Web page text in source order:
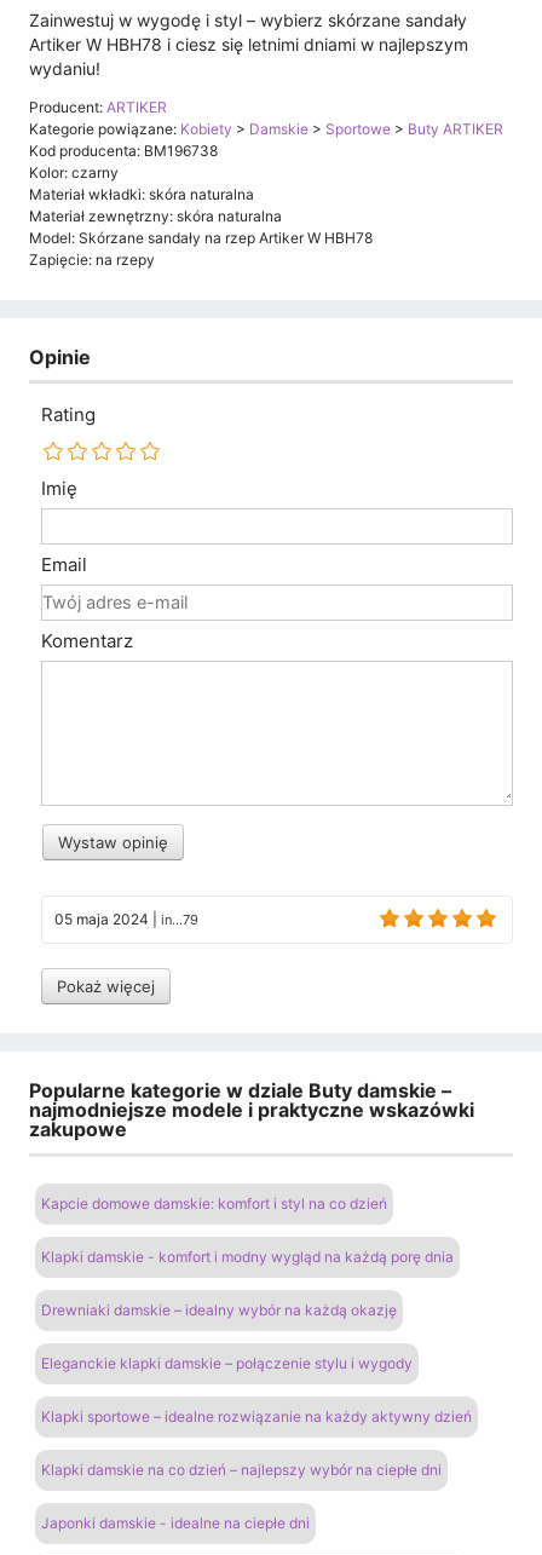
Zainwestuj w wygodę i styl – wybierz skórzane sandały
Artiker W HBH78 i ciesz się letnimi dniami w najlepszym
wydaniu!
Producent: ARTIKER
Kategorie powiązane: Kobiety > Damskie > Sportowe > Buty ARTIKER
Kod producenta: BM196738
Kolor: czarny
Materiał wkładki: skóra naturalna
Materiał zewnętrzny: skóra naturalna
Model: Skórzane sandały na rzep Artiker W HBH78
Zapięcie: na rzepy
Opinie
Rating
Imię
Email
Komentarz
Wystaw opinię
05 maja 2024 in...79
Pokaż więcej
Popularne kategorie w dziale Buty damskie –
najmodniejsze modele i praktyczne wskazówki
zakupowe
Kapcie domowe damskie: komfort i styl na co dzień
Klapki damskie - komfort i modny wygląd na każdą porę dnia
Drewniaki damskie – idealny wybór na każdą okazję
Eleganckie klapki damskie – połączenie stylu i wygody
Klapki sportowe – idealne rozwiązanie na każdy aktywny dzień
Klapki damskie na co dzień – najlepszy wybór na ciepłe dni
Japonki damskie - idealne na ciepłe dni